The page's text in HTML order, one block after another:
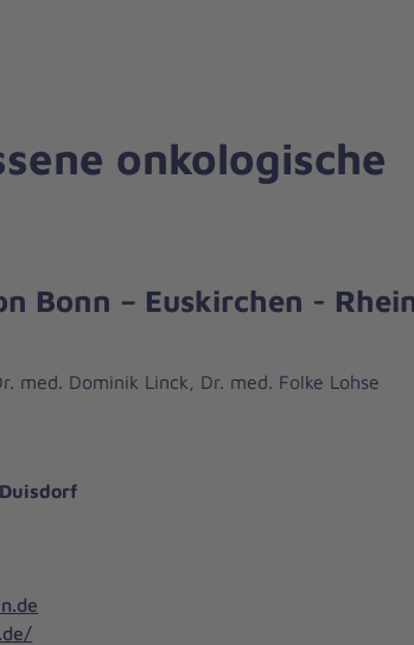
onkologische
Bonn – Euskirchen -
med. Dominik Linck, Dr. med. Folke Lohse